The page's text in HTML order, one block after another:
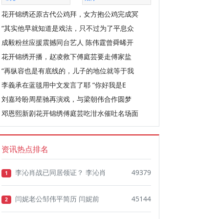
花开锦绣还原古代公鸡拜，女方抱公鸡完成冥
“其实他早就知道是戏法，只不过为了平息众
成毅粉丝应援震撼同台艺人 陈伟霆曾舜晞开
花开锦绣开播，赵凌救下傅庭芸要走傅家盐
“再纵容也是有底线的，儿子的地位就等于我
李義承在蓝毯用中文发言了耶 “你好我是E
刘嘉玲盼周星驰再演戏，与梁朝伟合作圆梦
邓恩熙新剧花开锦绣傅庭芸吃泔水催吐名场面
资讯热点排名
1 李沁肖战已同居领证？ 李沁肖 49379
2 闫妮老公邹伟平简历 闫妮前 45144